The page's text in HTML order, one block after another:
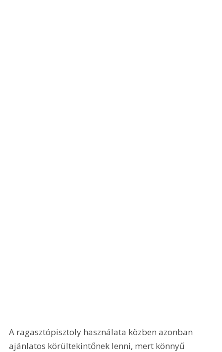
A ragasztópisztoly használata közben azonban
ajánlatos körültekintőnek lenni, mert könnyű